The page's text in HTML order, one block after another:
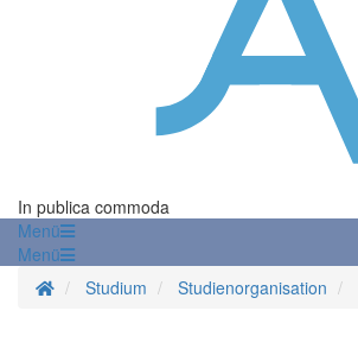
In publica commoda
Menü
Menü
Startseite
Studium Studienorganisation